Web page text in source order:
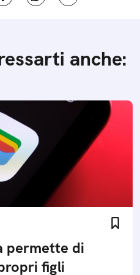
anche:
permette di
figli